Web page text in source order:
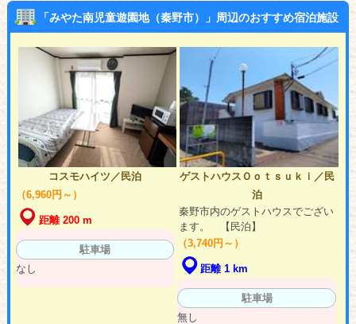
「みやた南児童遊園地（秦野市）」周辺のおすすめ宿泊施設
コスモハイツ／民泊
（6,960円～）
距離 200 m
駐車場
なし
ゲストハウスＯｏｔｓｕｋｉ／民
泊
秦野市内のゲストハウスでござい
ます。 【民泊】
（3,740円～）
距離 1 km
駐車場
無し